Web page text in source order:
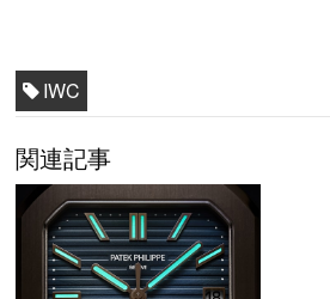
IWC
関連記事